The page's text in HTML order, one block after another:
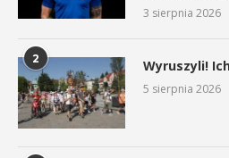
3 sierpnia 2026
2 Wyruszyli!
5 sierpnia 2026